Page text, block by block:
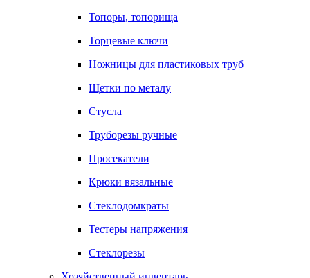
Топоры, топорища
Торцевые ключи
Ножницы для пластиковых труб
Щетки по металу
Стусла
Труборезы ручные
Просекатели
Крюки вязальные
Стеклодомкраты
Тестеры напряжения
Стеклорезы